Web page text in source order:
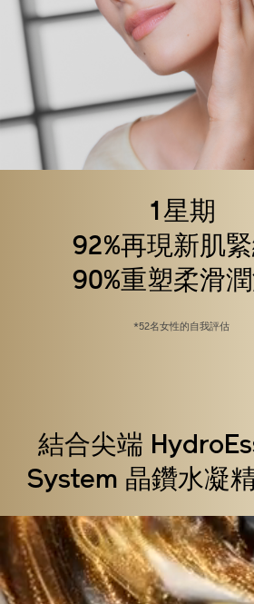
1星期
92%再現新肌
90%重塑柔滑
*52名女性的自我評估
結合尖端
System 晶鑽水凝